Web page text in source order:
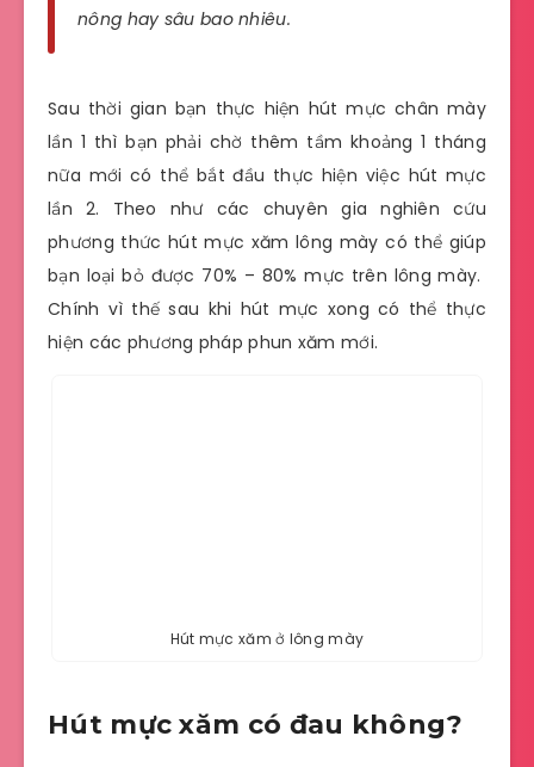
nông hay sâu bao nhiêu.
Sau thời gian bạn thực hiện hút mực chân mày
lần 1 thì bạn phải chờ thêm tầm khoảng 1 tháng
nữa mới có thể bắt đầu thực hiện việc hút mực
lần 2. Theo như các chuyên gia nghiên cứu
phương thức hút mực xăm lông mày có thể giúp
bạn loại bỏ được 70% – 80% mực trên lông mày.
Chính vì thế sau khi hút mực xong có thể thực
hiện các phương pháp phun xăm mới.
Hút mực xăm ở lông mày
Hút mực xăm có đau không?